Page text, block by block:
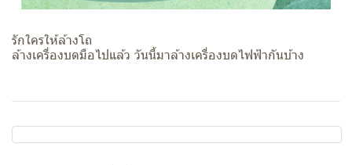
รักใครให้ล้างโถ
ล้างเครื่องบดมือไปแล้ว วันนี้มาล้างเครื่องบดไฟฟ้ากันบ้าง